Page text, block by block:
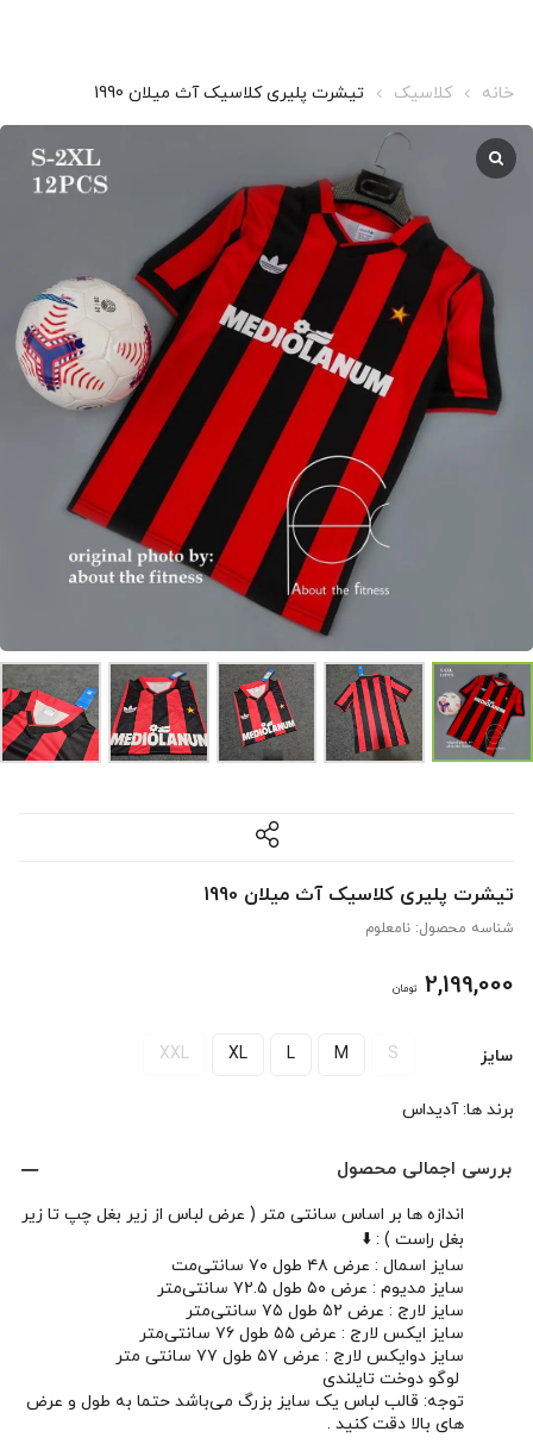
خانه کلاسیک تیشرت پلیری کلاسیک آث میلان 1990
تیشرت پلیری کلاسیک آث میلان 1990
شناسه محصول: نامعلوم
2,199,000 تومان
سایز S
M
L
XL
XXL
برند ها:آدیداس
بررسی اجمالی محصول
اندازه ها بر اساس سانتی متر ( عرض لباس از زیر بغل چپ تا زیر
بغل راست ) : ⬇️
سایز اسمال : عرض ۴۸ طول ۷۰ سانتی‌مت
سایز مدیوم : عرض ۵۰ طول ۷۲.۵ سانتی‌متر
سایز لارج : عرض ۵۲ طول ۷۵ سانتی‌متر
سایز ایکس لارج : عرض ۵۵ طول ۷۶ سانتی‌متر
سایز دوایکس لارج : عرض ۵۷ طول ۷۷ سانتی متر
لوگو دوخت تایلندی
توجه: قالب لباس یک سایز بزرگ می‌باشد حتما به طول و عرض
های بالا دقت کنید .